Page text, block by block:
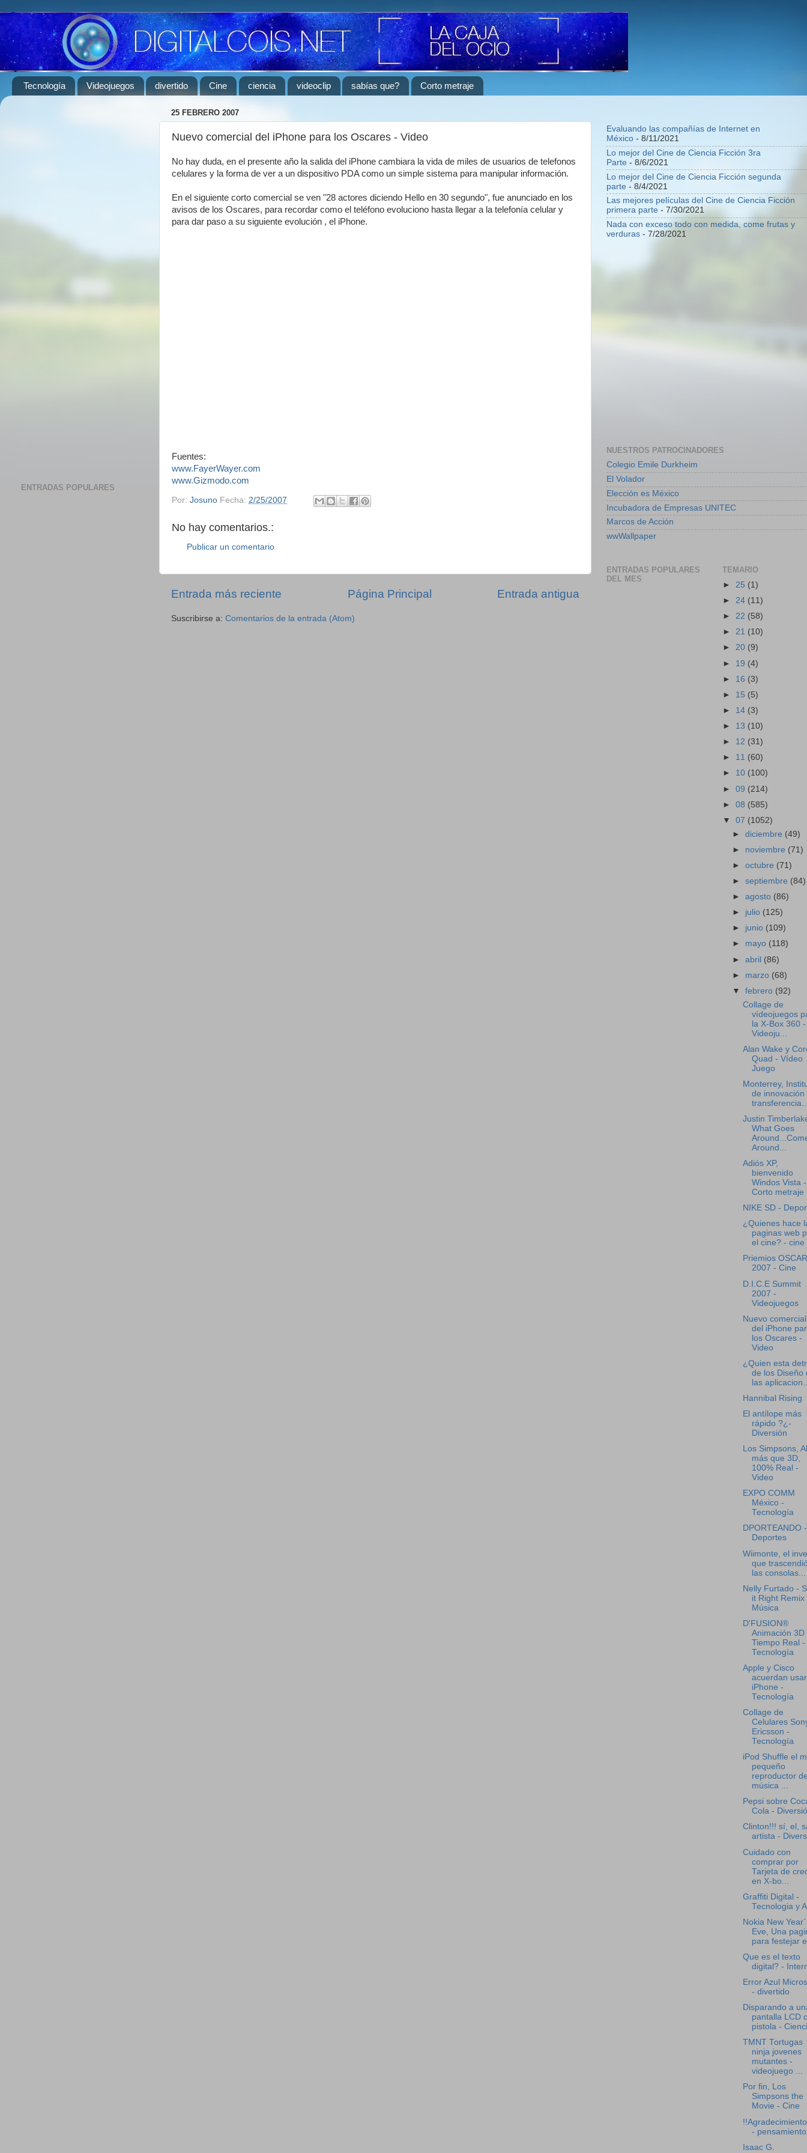
Tecnología Videojuegos divertido Cine ciencia videoclip sabías que? Corto metraje
25 FEBRERO 2007
Nuevo comercial del iPhone para los Oscares - Video
No hay duda, en el presente año la salida del iPhone cambiara la vida de miles de usuarios de telefonos
celulares y la forma de ver a un dispositivo PDA como un simple sistema para manipular información.
En el siguiente corto comercial se ven "28 actores diciendo Hello en 30 segundo", fue anunciado en los
avisos de los Oscares, para recordar como el teléfono evoluciono hasta llegar a la telefonía celular y
para dar paso a su siguiente evolución , el iPhone.
Fuentes:
www.FayerWayer.com
www.Gizmodo.com
Por: Josuno Fecha: 2/25/2007
No hay comentarios.:
Publicar un comentario
Entrada más reciente Entrada antigua
Página Principal
Suscribirse a: Comentarios de la entrada (Atom)
ENTRADAS POPULARES
Evaluando las compañías de Internet en
México - 8/11/2021
Lo mejor del Cine de Ciencia Ficción 3ra
Parte - 8/6/2021
Lo mejor del Cine de Ciencia Ficción segunda
parte - 8/4/2021
Las mejores películas del Cine de Ciencia Ficción
primera parte - 7/30/2021
Nada con exceso todo con medida, come frutas y
verduras - 7/28/2021
NUESTROS PATROCINADORES
Colegio Emile Durkheim
El Volador
Elección es México
Incubadora de Empresas UNITEC
Marcos de Acción
wwWallpaper
ENTRADAS POPULARES
DEL MES
TEMARIO
► 25 (1)
► 24 (11)
► 22 (58)
► 21 (10)
► 20 (9)
► 19 (4)
► 16 (3)
► 15 (5)
► 14 (3)
► 13 (10)
► 12 (31)
► 11 (60)
► 10 (100)
► 09 (214)
► 08 (585)
▼ 07 (1052)
►diciembre (49)
► noviembre (71)
►octubre (71)
►septiembre (84)
►agosto (86)
► julio (125)
► junio (109)
► mayo (118)
►abril (86)
► marzo (68)
▼febrero (92)
Collage de
vídeojuegos
la X-Box 360 -
Videoju...
Alan Wake y
Quad - Vídeo
Juego
Monterrey,
de innovación
Justin
What Goes
Around...
Adiós XP,
bienvenido
Windos Vista -
Corto metraje
NIKE SD -
¿Quienes hace
paginas web
el cine? - cine
Priemios OSCAR
2007 - Cine
D.I.C.E Summit
2007 -
Videojuegos
Nuevo comercial
del iPhone
los Oscares -
Video
¿Quien esta
de los Diseño
las
Hannibal Rising
El antílope más
rápido ?¿-
Diversión
Los Simpsons,
más que 3D,
100% Real -
Video
EXPO COMM
México -
Tecnología
DPORTEANDO -
Deportes
Wiimonte, el
que
las consolas...
Nelly Furtado -
it Right Remix
Música
D'FUSION®
Animación 3D
Tiempo Real -
Tecnología
Apple y Cisco
acuerdan usar
iPhone -
Tecnología
Collage de
Celulares
Ericsson -
Tecnología
iPod Shuffle el
pequeño
reproductor
música ...
Pepsi sobre
Cola -
Clinton!!! sí, el,
artista -
Cuidado con
comprar por
Tarjeta de
en X-bo...
Graffiti Digital -
Tecnologia y
Nokia New
Eve, Una
para festejar
Que es el texto
digital? -
Error Azul
- divertido
Disparando a
pantalla LCD
pistola -
TMNT Tortugas
ninja jovenes
mutantes -
videojuego ...
Por fin, Los
Simpsons the
Movie - Cine
- pensamiento
Isaac G.